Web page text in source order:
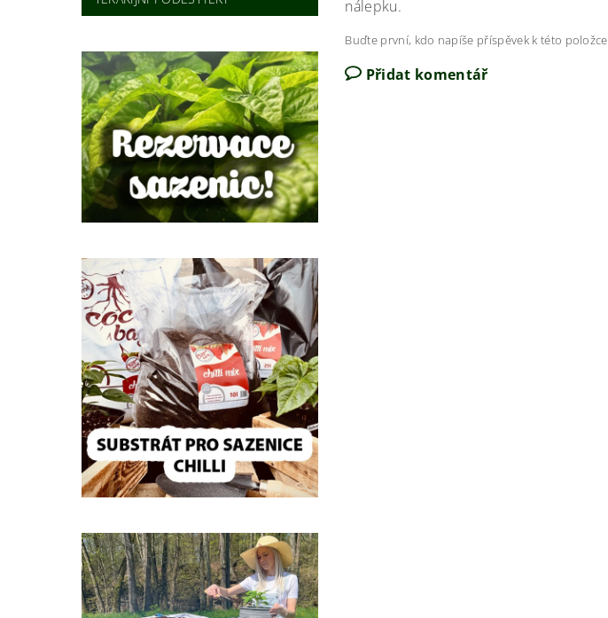
nálepku.
Buďte první, kdo napíše příspěvek k této položce.
Přidat komentář